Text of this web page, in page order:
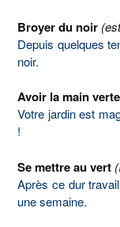
Broyer du noir
Depuis quelques
noir.
Avoir la main verte
Votre jardin est
!
Se mettre au vert
Après ce dur
une semaine.